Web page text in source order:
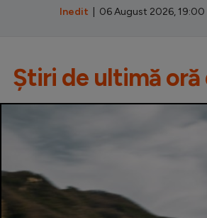
Inedit | 06 August 2026, 19:00
Știri de ultimă